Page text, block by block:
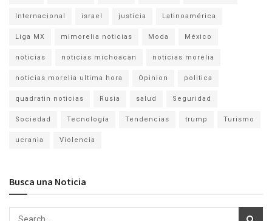
Internacional israel justicia Latinoamérica
Liga MX mimorelia noticias Moda México
noticias noticias michoacan noticias morelia
noticias morelia ultima hora Opinion politica
quadratin noticias Rusia salud Seguridad
Sociedad Tecnología Tendencias trump Turismo
ucrania Violencia
Busca una Noticia